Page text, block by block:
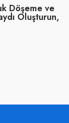
Döşeme ve
Oluşturun,